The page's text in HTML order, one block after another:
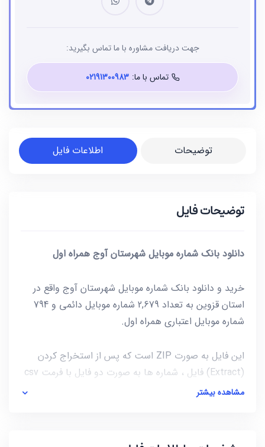
توضیحات اطلاعات فایل
توضیحات فایل
دانلود بانک شماره موبایل شهرستان آوج همراه اول
خرید و دانلود بانک شماره موبایل شهرستان آوج واقع در
استان قزوین به تعداد 2,679 شماره موبایل دائمی و 794
شماره موبایل اعتباری همراه اول.
این فایل به صورت ZIP است که پس از استخراج کردن
(Extract) فایل ، شماره ها به صورت دو فایل با فرمت csv
مشاهده بیشتر
جهت دریافت مشاوره با ما تماس بگیرید:
تماس با ما: 02191300983